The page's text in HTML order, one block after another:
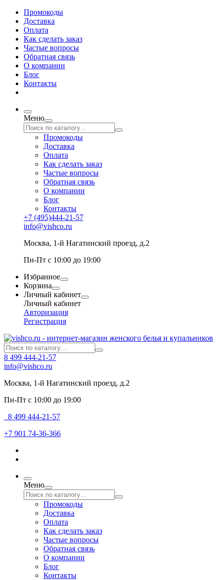
Промокоды
Доставка
Оплата
Как сделать заказ
Частые вопросы
Обратная связь
О компании
Блог
Контакты
Меню
Промокоды
Доставка
Оплата
Как сделать заказ
Частые вопросы
Обратная связь
О компании
Блог
Контакты
+7 (495)444-21-57
info@vishco.ru
Москва, 1-й Нагатинский проезд, д.2
Пн-Пт с 10:00 до 19:00
Избранное
Корзина
Личный кабинет
Личный кабинет
Авторизация
Регистрация
8 499 444-21-57
info@vishco.ru
Москва, 1-й Нагатинский проезд, д.2
Пн-Пт с 10:00 до 19:00
8 499 444-21-57
+7 901 74-36-366
Меню
Промокоды
Доставка
Оплата
Как сделать заказ
Частые вопросы
Обратная связь
О компании
Блог
Контакты